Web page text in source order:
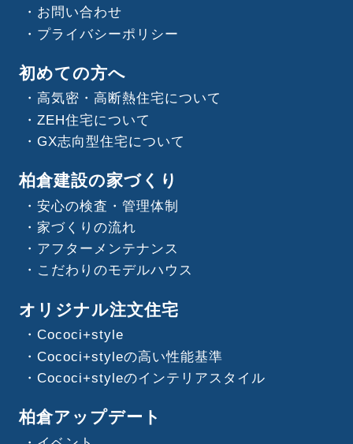
お問い合わせ
プライバシーポリシー
初めての方へ
高気密・高断熱住宅について
ZEH住宅について
GX志向型住宅について
柏倉建設の家づくり
安心の検査・管理体制
家づくりの流れ
アフターメンテナンス
こだわりのモデルハウス
オリジナル注文住宅
Cococi+style
Cococi+styleの高い性能基準
Cococi+styleのインテリアスタイル
柏倉アップデート